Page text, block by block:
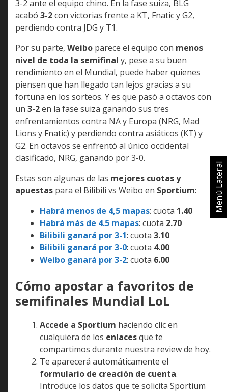
Menú Lateral
3-2 ante el equipo chino. En la fase suiza, BLG
acabó 3-2con victorias frente a KT, Fnatic y G2,
perdiendo contra JDG y T1.
Por su parte, Weibo parece el equipo con menos
nivel de toda la semifinal y, pese a su buen
rendimiento en el Mundial, puede haber quienes
piensen que han llegado tan lejos gracias a su
fortuna en los sorteos. Y es que pasó a octavos con
un 3-2en la fase suiza ganando sus tres
enfrentamientos contra NA y Europa (NRG, Mad
Lions y Fnatic) y perdiendo contra asiáticos (KT) y
G2. En octavos se enfrentó al único occidental
clasificado, NRG, ganando por 3-0.
Estas son algunas de las mejores cuotas y
apuestas para el Bilibili vs Weibo en Sportium:
Habrá menos de 4,5 mapas: cuota 1.40
Habrá más de 4.5 mapas: cuota 2.70
Bilibili ganará por 3-1: cuota 3.10
Bilibili ganará por 3-0: cuota 4.00
Weibo ganará por 3-2: cuota 6.00
Cómo apostar a favoritos de
semifinales Mundial LoL
Accede a Sportium haciendo clic en
cualquiera de los enlacesque te
compartimos durante nuestra review de hoy.
Te aparecerá automáticamente el
formulario de creación de cuenta.
Introduce los datos que te solicita Sportium